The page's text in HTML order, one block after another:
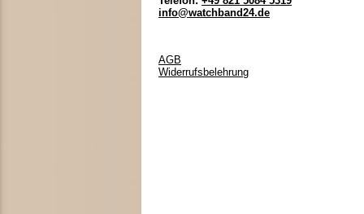
info@watchband24.de
AGB
Widerrufsbelehrung